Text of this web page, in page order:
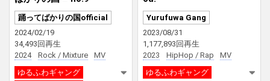
踊ってばかりの国official
2024/02/19
34,493回再生
2024
Rock / Mixture
MV
ゆるふわギャング
Yurufuwa Gang
2023/08/31
1,177,893回再生
2023
HipHop / Rap
MV
ゆるふわギャング